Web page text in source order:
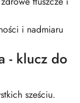
i nadmiaru
- klucz do
sześciu.